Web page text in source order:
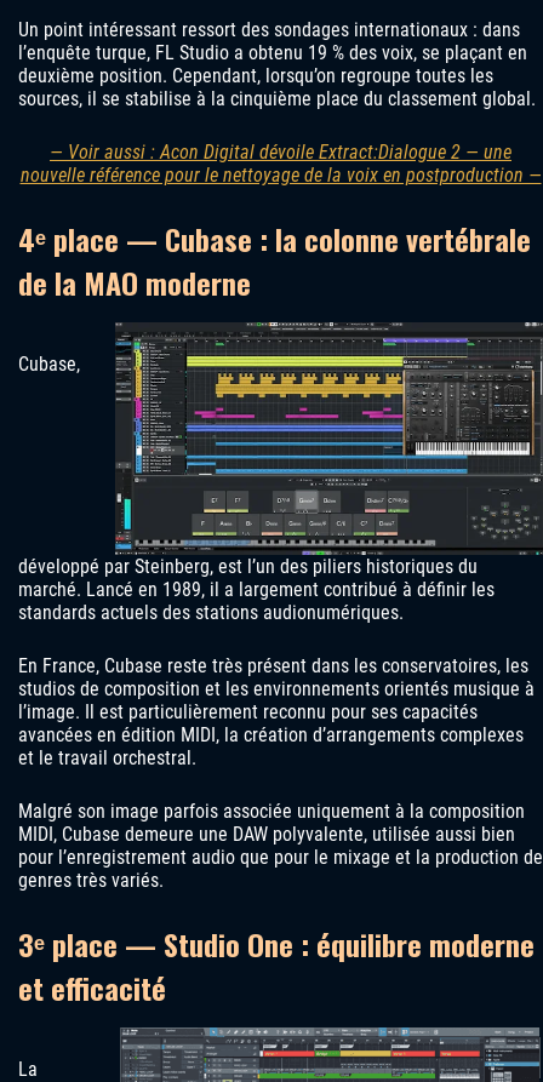
Un point intéressant ressort des sondages internationaux : dans
l’enquête turque, FL Studio a obtenu 19 % des voix, se plaçant en
deuxième position. Cependant, lorsqu’on regroupe toutes les
sources, il se stabilise à la cinquième place du classement global.
— Voir aussi : Acon Digital dévoile Extract:Dialogue 2 — une
nouvelle référence pour le nettoyage de la voix en postproduction —
4ᵉ place — Cubase : la colonne vertébrale
de la MAO moderne
Cubase,
développé par Steinberg, est l’un des piliers historiques du
marché. Lancé en 1989, il a largement contribué à définir les
standards actuels des stations audionumériques.
En France, Cubase reste très présent dans les conservatoires, les
studios de composition et les environnements orientés musique à
l’image. Il est particulièrement reconnu pour ses capacités
avancées en édition MIDI, la création d’arrangements complexes
et le travail orchestral.
Malgré son image parfois associée uniquement à la composition
MIDI, Cubase demeure une DAW polyvalente, utilisée aussi bien
pour l’enregistrement audio que pour le mixage et la production de
genres très variés.
3ᵉ place — Studio One : équilibre moderne
et efficacité
La